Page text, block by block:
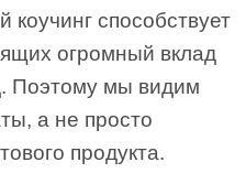
способствует
огромный вклад
Поэтому мы видим
а не просто
продукта.